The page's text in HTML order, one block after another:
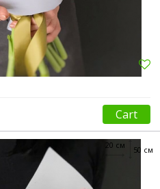
Cart
50 см
20 см